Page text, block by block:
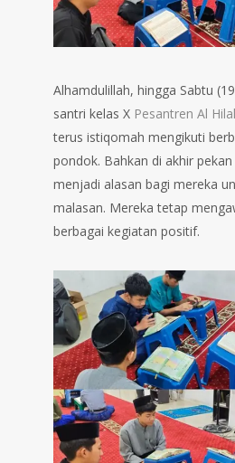
Alhamdulillah, hingga Sabtu
santri kelas X Pesantren Al Hilal
terus istiqomah mengikuti
pondok. Bahkan di akhir
menjadi alasan bagi mereka
malasan. Mereka tetap
berbagai kegiatan positif.